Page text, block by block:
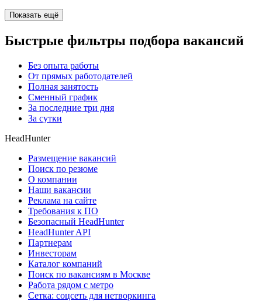
Показать ещё
Быстрые фильтры подбора вакансий
Без опыта работы
От прямых работодателей
Полная занятость
Сменный график
За последние три дня
За сутки
HeadHunter
Размещение вакансий
Поиск по резюме
О компании
Наши вакансии
Реклама на сайте
Требования к ПО
Безопасный HeadHunter
HeadHunter API
Партнерам
Инвесторам
Каталог компаний
Поиск по вакансиям в Москве
Работа рядом с метро
Сетка: соцсеть для нетворкинга